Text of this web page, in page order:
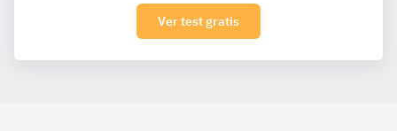
Ver test gratis